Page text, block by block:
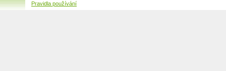
Pravidla používání